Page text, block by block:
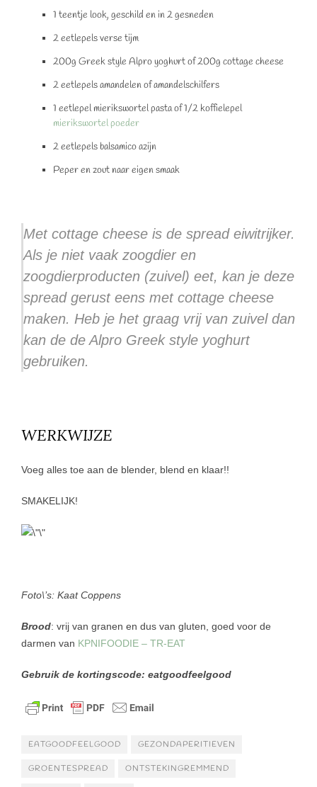
1 teentje look, geschild en in 2 gesneden
2 eetlepels verse tijm
200g Greek style Alpro yoghurt of 200g cottage cheese
2 eetlepels amandelen of amandelschilfers
1 eetlepel mierikswortel pasta of 1/2 koffielepel
mierikswortel poeder
2 eetlepels balsamico azijn
Peper en zout naar eigen smaak
Met cottage cheese is de spread eiwitrijker.
Als je niet vaak zoogdier en
zoogdierproducten (zuivel) eet, kan je deze
spread gerust eens met cottage cheese
maken. Heb je het graag vrij van zuivel dan
kan de de Alpro Greek style yoghurt
gebruiken.
WERKWIJZE
Voeg alles toe aan de blender, blend en klaar!!
SMAKELIJK!
Foto\’s: Kaat Coppens
Brood: vrij van granen en dus van gluten, goed voor de
darmen van KPNIFOODIE – TR-EAT
Gebruik de kortingscode: eatgoodfeelgood
EATGOODFEELGOOD GEZONDAPERITIEVEN
GROENTESPREAD ONTSTEKINGREMMEND